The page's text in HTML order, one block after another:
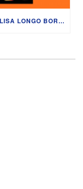
TOUR DE FRANCE FEMMES 2026 : ELISA LONGO BORGHINI, ÉVITA MUZIC, JULIE BEGO, ALICIA GONZÁLEZ ET LES SECRETS DU LAC LÉMAN AVEC DÉDÉ